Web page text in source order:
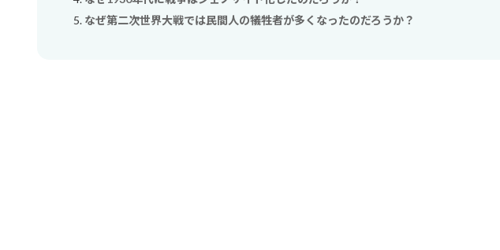
なぜ第二次世界大戦では民間人の犠牲者が多くなったのだろうか？